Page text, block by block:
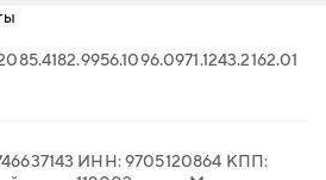
85.4182.9956.1096.0971.1243.2162.01
ИНН: 9705120864 КПП: